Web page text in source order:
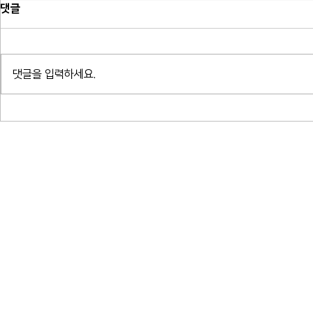
댓글
댓글을 입력하세요.